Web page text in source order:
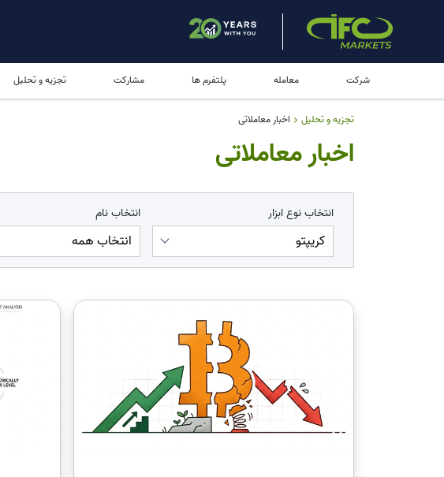
شرکت معامله پلتفرم ها مشارکت تجزیه و تحلیل
تجزیه و تحلیل اخبار معاملاتی
اخبار معاملاتی
انتخاب نوع ابزار انتخاب نام